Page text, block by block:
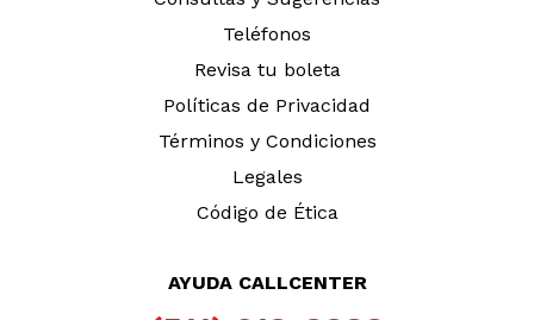
Consultas y Sugerencias